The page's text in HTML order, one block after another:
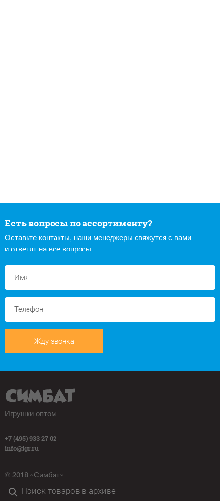
Есть вопросы по ассортименту?
Оставьте контакты, наши менеджеры свяжутся с вами
и ответят на все вопросы
Жду звонка
Игрушки оптом
+7 (495) 933 27 02
info@igr.ru
© 2018 «Симбат»